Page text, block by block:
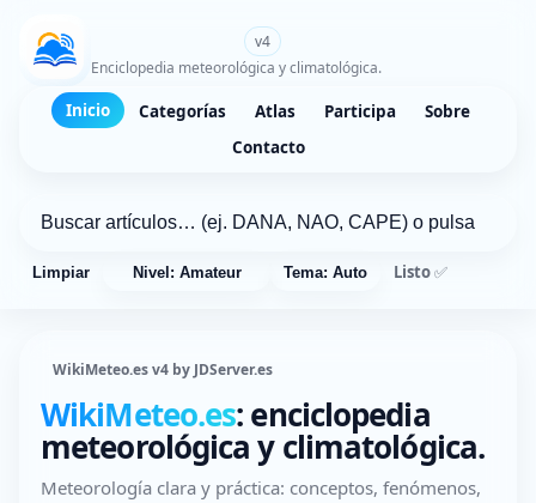
v4
Enciclopedia meteorológica y climatológica.
Inicio Categorías Atlas Participa
Sobre
Contacto
Limpiar Nivel: Amateur Tema: Auto Listo ✅
WikiMeteo.es v4 by JDServer.es
WikiMeteo.es: enciclopedia
meteorológica y climatológica.
Meteorología clara y práctica: conceptos, fenómenos,